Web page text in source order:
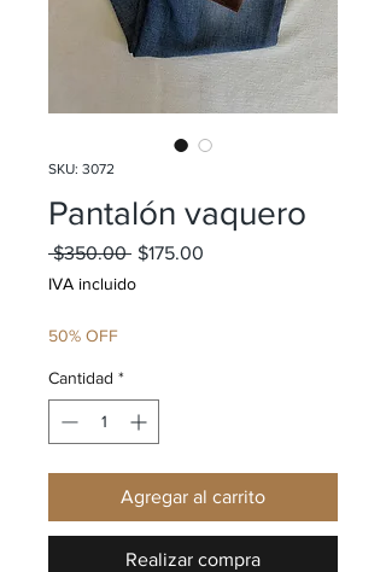
SKU: 3072
Pantalón vaquero
$350.00 Precio
$175.00
IVA incluido
50% OFF
Cantidad *
Agregar al carrito
Realizar compra